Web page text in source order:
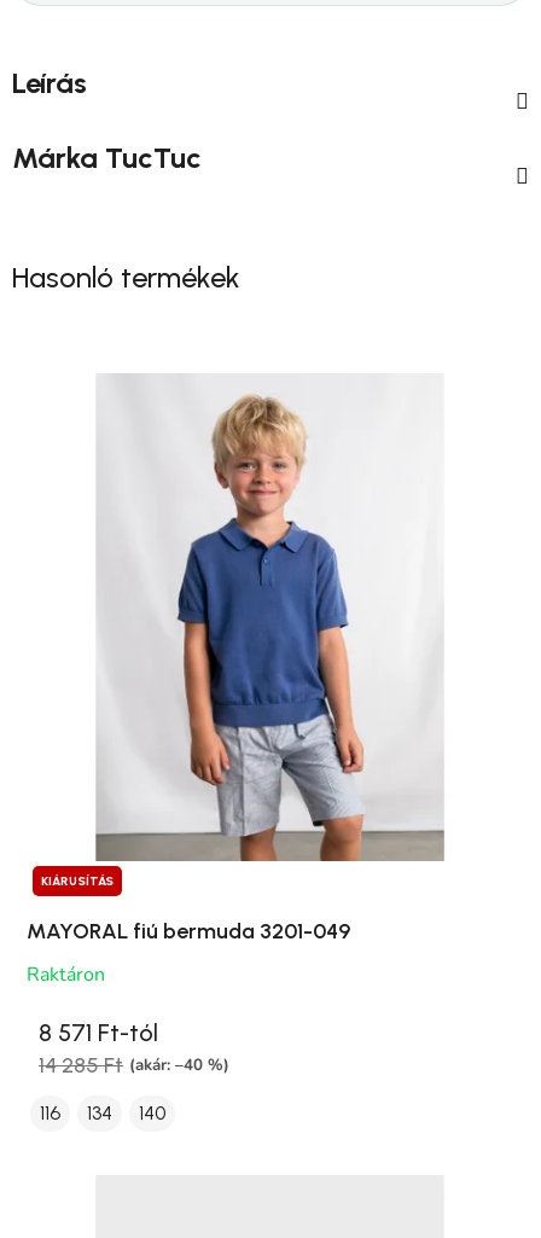
Leírás
Márka TucTuc
Hasonló termékek
KIÁRUSÍTÁS
MAYORAL fiú bermuda 3201-049
Raktáron
8 571 Ft-tól
14 285 Ft (akár: –40 %)
116 134 140